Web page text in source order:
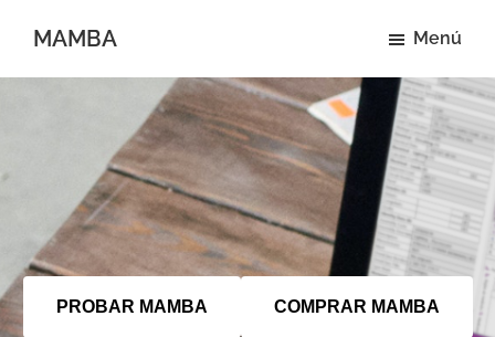
contenido
MAMBA Menú
PROBAR MAMBA COMPRAR MAMBA